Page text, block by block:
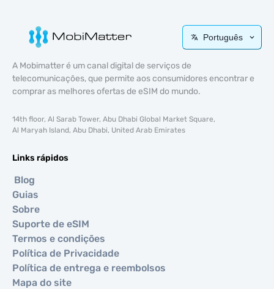
Português
A Mobimatter é um canal digital de serviços de
telecomunicações, que permite aos consumidores encontrar e
comprar as melhores ofertas de eSIM do mundo.
14th floor, Al Sarab Tower, Abu Dhabi Global Market Square,
Al Maryah Island, Abu Dhabi, United Arab Emirates
Links rápidos
Blog
Guias
Sobre
Suporte de eSIM
Termos e condições
Política de Privacidade
Política de entrega e reembolsos
Mapa do site